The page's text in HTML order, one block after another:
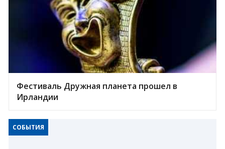
Фестиваль Дружная планета прошел в
Ирландии
СОБЫТИЯ